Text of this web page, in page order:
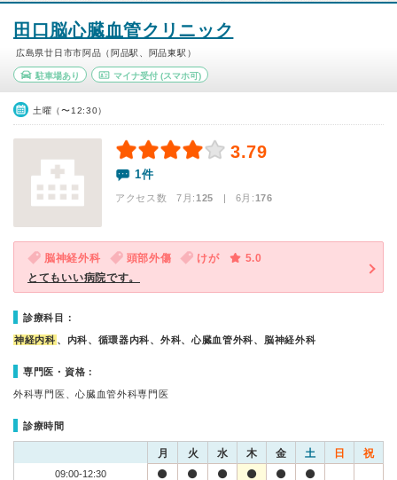
田口脳心臓血管クリニック
広島県廿日市市阿品（阿品駅、阿品東駅）
駐車場あり マイナ受付(スマホ可)
土曜（〜12:30）
3.79
1件
アクセス数 7月:125 | 6月:176
脳神経外科 頭部外傷 けが
5.0
とてもいい病院です。
診療科目：
神経内科 、内科、循環器内科、外科、心臓血管外科、脳神経外科
専門医・資格：
外科専門医、心臓血管外科専門医
診療時間
月 火 水 木 金 土 日 祝
09:00-12:30